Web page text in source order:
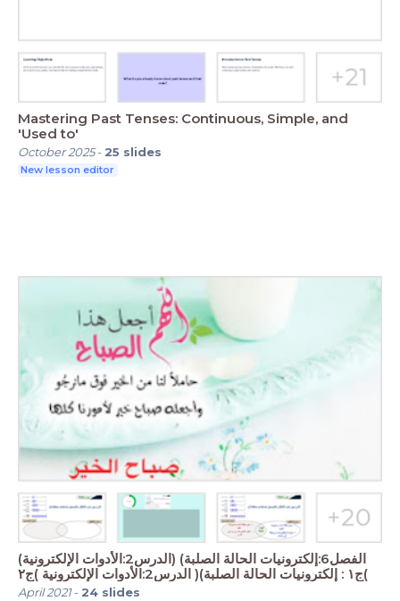
Mastering Past Tenses: Continuous, Simple, and
'Used to'
October 2025- 25 slides
New lesson editor
(الفصل6:إلكترونيات الحالة الصلبة) (الدرس2:الأدوات الإلكترونية
)ج١ : إلكترونيات الحالة الصلبة)( الدرس2:الأدوات الإلكترونية )ج٢
April 2021- 24 slides